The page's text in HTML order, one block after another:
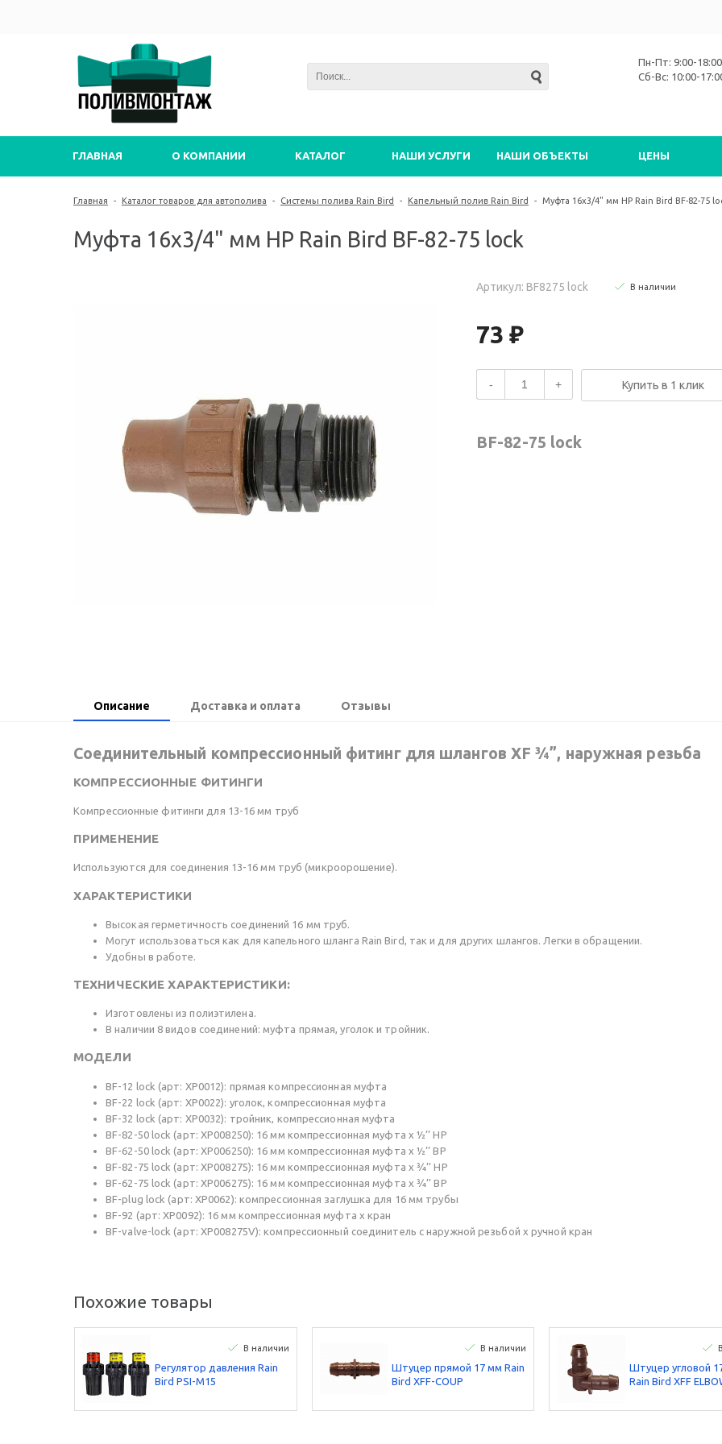
Пн-Пт: 9:00-18:00
Сб-Вс: 10:00-
ГЛАВНАЯ О КОМПАНИИ КАТАЛОГ НАШИ УСЛУГИ НАШИ ОБЪЕКТЫ ЦЕНЫ
Главная - Каталог товаров для автополива - Системы полива Rain Bird - Капельный полив Rain Bird - Муфта 16х3/4" мм НР Rain Bird BF-82-75
Муфта 16х3/4" мм НР Rain Bird BF-82-75 lock
Артикул: BF8275 lock В наличии
73 ₽
- + Купить в 1 клик
BF-82-75 lock
Описание Доставка и оплата Отзывы
Соединительный компрессионный фитинг для шлангов XF ¾”, наружная резьба
КОМПРЕССИОННЫЕ ФИТИНГИ
Компрессионные фитинги для 13-16 мм труб
ПРИМЕНЕНИЕ
Используются для соединения 13-16 мм труб (микроорошение).
ХАРАКТЕРИСТИКИ
Высокая герметичность соединений 16 мм труб.
Могут использоваться как для капельного шланга Rain Bird, так и для других шлангов. Легки в обращении.
Удобны в работе.
ТЕХНИЧЕСКИЕ ХАРАКТЕРИСТИКИ:
Изготовлены из полиэтилена.
В наличии 8 видов соединений: муфта прямая, уголок и тройник.
МОДЕЛИ
BF-12 lock (арт: XP0012): прямая компрессионная муфта
BF-22 lock (арт: XP0022): уголок, компрессионная муфта
BF-32 lock (арт: XP0032): тройник, компрессионная муфта
BF-82-50 lock (арт: XP008250): 16 мм компрессионная муфта x ½’’ НР
BF-62-50 lock (арт: XP006250): 16 мм компрессионная муфта x ½’’ ВР
BF-82-75 lock (арт: XP008275): 16 мм компрессионная муфта x ¾’’ НР
BF-62-75 lock (арт: XP006275): 16 мм компрессионная муфта x ¾’’ ВР
BF-plug lock (арт: XP0062): компрессионная заглушка для 16 мм трубы
BF-92 (арт: XP0092): 16 мм компрессионная муфта х кран
BF-valve-lock (арт: XP008275V): компрессионный соединитель с наружной резьбой х ручной кран
Похожие товары
В наличии
Регулятор давления Rain
Bird PSI-M15
В наличии
Штуцер прямой 17 мм Rain
Bird XFF-COUP
Штуцер угловой
Rain Bird XFF